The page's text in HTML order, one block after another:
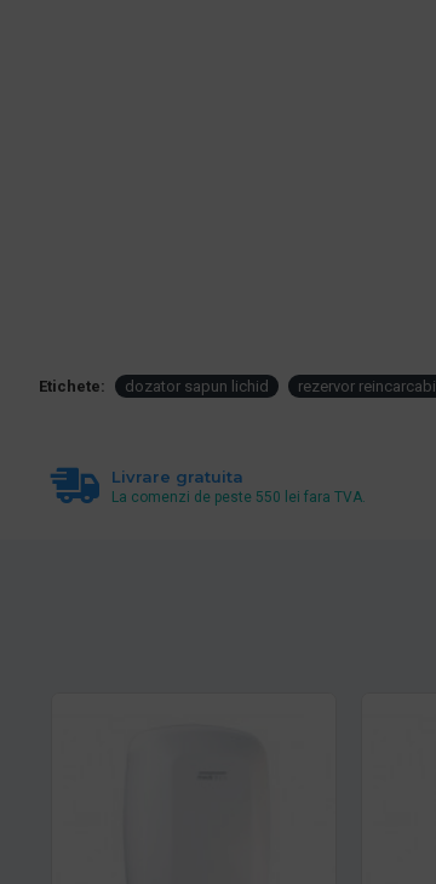
Etichete: dozator sapun lichid rezervor reincarcabil
Livrare gratuita
La comenzi de peste 550 lei fara TVA.